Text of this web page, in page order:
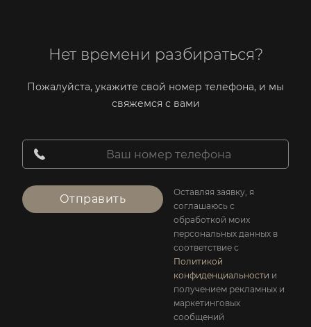
Нет времени разбираться?
Пожалуйста, укажите свой номер телефона, и мы
свяжемся с вами
Отправить
Оставляя заявку, я
соглашаюсь с
обработкой моих
персональных данных в
соответствие с
Политикой
конфиденциальности и
получением рекламных и
маркетинговых
сообщений